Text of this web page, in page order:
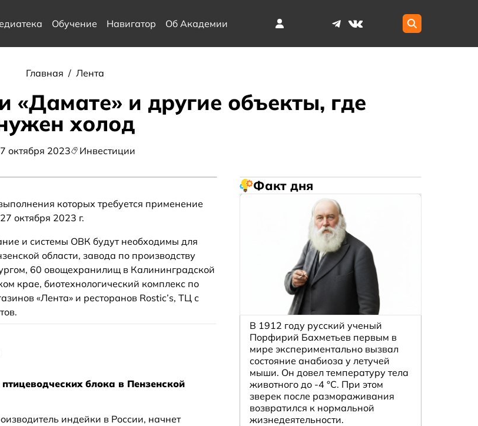
Обучение Навигатор Об Академии
Главная / Лента
«Дамате» и другие объекты, где
холод
октября 2023 Инвестиции
которых требуется применение
октября 2023 г.
и системы ОВК будут необходимы для
области, завода по производству
60 овощехранилищ в Калининградской
крае, биотехнологический комплекс по
«Лента» и ресторанов Rostic’s, ТЦ с
блока в Пензенской
индейки в России, начнет
Факт дня
В 1912 году русский ученый
Порфирий Бахметьев первым в
мире экспериментально вызвал
состояние анабиоза у летучей
мыши. Он довел температуру тела
животного до -4 °C. При этом
зверек после размораживания
возвратился к нормальной
жизнедеятельности.